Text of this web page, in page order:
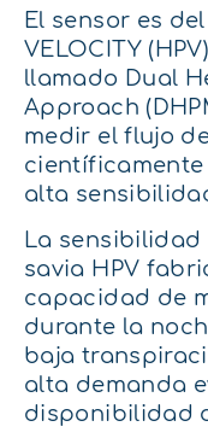
El sensor es
VELOCITY
llamado Dual
Approach
medir el flujo
alta
La
savia HPV
capacidad de
durante la
baja
alta demanda
disponibilidad